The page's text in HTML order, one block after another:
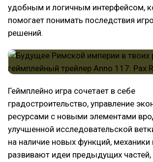
удобным и логичным интерфейсом,
помогает понимать последствия
решений.
Геймплейно игра сочетает в себе
градостроительство, управление
ресурсами с новыми элементами
улучшенной исследовательской
на наличие новых функций,
развивают идеи предыдущих частей,